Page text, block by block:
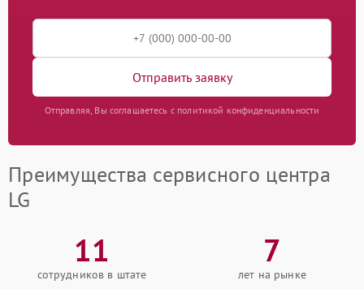
Отправить заявку
Отправляя, Вы соглашаетесь с политикой конфиденциальности
Преимущества сервисного центра
LG
11
сотрудников в штате
7
лет на рынке